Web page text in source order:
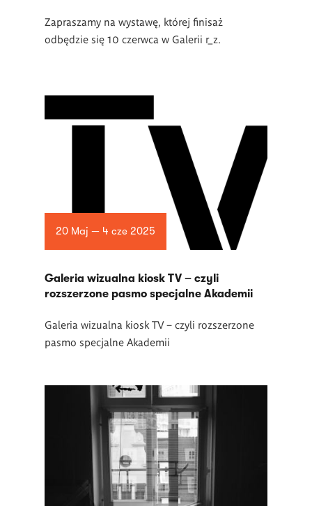
Zapraszamy na wystawę, której finisaż
odbędzie się 10 czerwca w Galerii r_z.
20 Maj — 4 cze 2025
Galeria wizualna kiosk TV – czyli
rozszerzone pasmo specjalne Akademii
Galeria wizualna kiosk TV– czyli rozszerzone
pasmo specjalne Akademii